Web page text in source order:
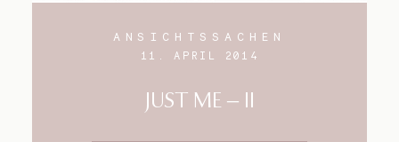
ANSICHTSSACHEN
11. APRIL 2014
JUST ME – II